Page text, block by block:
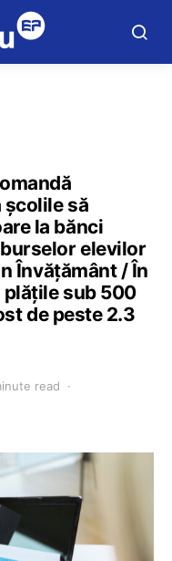
să
la bănci
elevilor
Învățământ / În
sub 500
de peste 2.3
read